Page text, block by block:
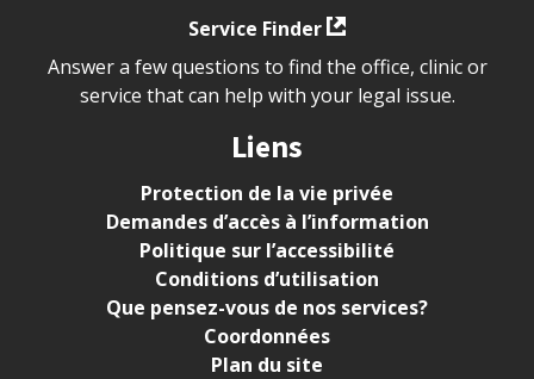
Service Finder
Answer a few questions to find the office, clinic or
service that can help with your legal issue.
Liens
Protection de la vie privée
Demandes d’accès à l’information
Politique sur l’accessibilité
Conditions d’utilisation
Que pensez-vous de nos services?
Coordonnées
Plan du site